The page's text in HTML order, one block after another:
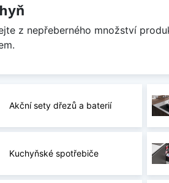
z nepřeberného množství
Akční sety dřezů a baterií
Kuchyňské spotřebiče